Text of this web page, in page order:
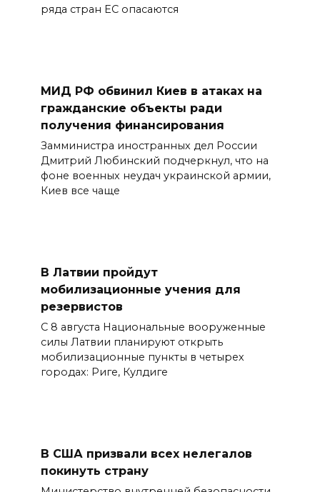
ряда стран ЕС опасаются
МИД РФ обвинил Киев в атаках на
гражданские объекты ради
получения финансирования
Замминистра иностранных дел России
Дмитрий Любинский подчеркнул, что на
фоне военных неудач украинской армии,
Киев все чаще
В Латвии пройдут
мобилизационные учения для
резервистов
С 8 августа Национальные вооруженные
силы Латвии планируют открыть
мобилизационные пункты в четырех
городах: Риге, Кулдиге
В США призвали всех нелегалов
покинуть страну